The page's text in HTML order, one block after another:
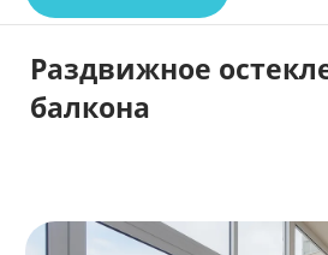
Раздвижное
балкона